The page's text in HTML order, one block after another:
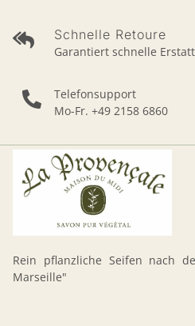
Schnelle Retoure
Garantiert schnelle
Telefonsupport
Mo-Fr. +49 2158 6860
Rein pflanzliche Seifen nach
Marseille"